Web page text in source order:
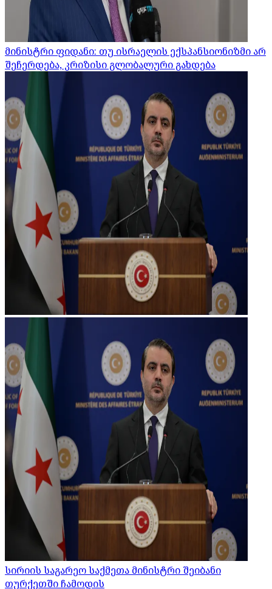
მინისტრი ფიდანი: თუ ისრაელის ექსპანსიონიზმი არ
შეჩერდება, კრიზისი გლობალური გახდება
სირიის საგარეო საქმეთა მინისტრი შეიბანი
თურქეთში ჩამოდის